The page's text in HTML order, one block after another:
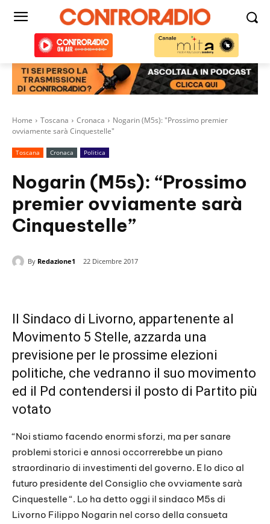
Home Toscana Cronaca
Nogarin (M5s): "Prossimo premier
ovviamente sarà Cinquestelle"
Toscana Cronaca Politica
Nogarin (M5s): “Prossimo
premier ovviamente sarà
Cinquestelle”
By Redazione1 22 Dicembre 2017
Il Sindaco di Livorno, appartenente al
Movimento 5 Stelle, azzarda una
previsione per le prossime elezioni
politiche, che vedranno il suo movimento
ed il Pd contendersi il posto di Partito più
votato
“Noi stiamo facendo enormi sforzi, ma per sanare
problemi storici e annosi occorrerebbe un piano
straordinario di investimenti del governo. E lo dico al
futuro presidente del Consiglio che ovviamente sarà
Cinquestelle “. Lo ha detto oggi il sindaco M5s di
Livorno Filippo Nogarin nel corso della consueta